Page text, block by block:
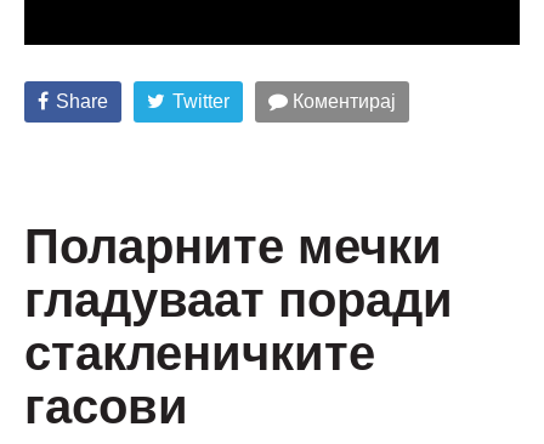
Share Twitter Коментирај
Поларните мечки
гладуваат поради
стакленичкитe
гасови